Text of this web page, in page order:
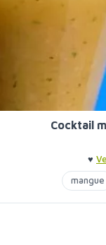
Cocktail
♥
mangue